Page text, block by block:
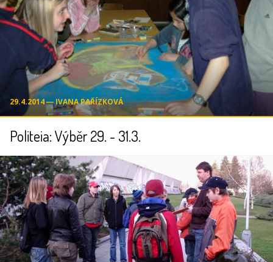
29.4.2014 ― IVANA PAŘÍZKOVÁ
Politeia: Výběr 29. - 31.3.